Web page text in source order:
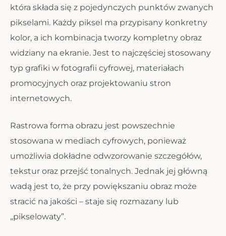
która składa się z pojedynczych punktów zwanych
pikselami. Każdy piksel ma przypisany konkretny
kolor, a ich kombinacja tworzy kompletny obraz
widziany na ekranie. Jest to najczęściej stosowany
typ grafiki w fotografii cyfrowej, materiałach
promocyjnych oraz projektowaniu stron
internetowych.
Rastrowa forma obrazu jest powszechnie
stosowana w mediach cyfrowych, ponieważ
umożliwia dokładne odwzorowanie szczegółów,
tekstur oraz przejść tonalnych. Jednak jej główną
wadą jest to, że przy powiększaniu obraz może
stracić na jakości – staje się rozmazany lub
„pikselowaty”.